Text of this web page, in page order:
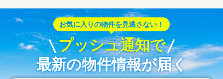
お気に入りの物件を見逃さない！
プッシュ通知で
最新の物件情報が届く